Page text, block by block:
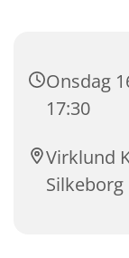
Onsdag
17:30
Virklund
Silkeborg